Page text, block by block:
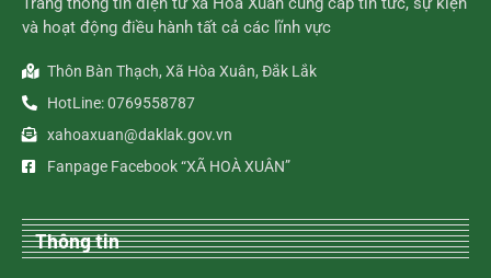
và hoạt động điều hành tất cả các lĩnh vực
Thôn Bàn Thạch, Xã Hòa Xuân, Đắk Lắk
HotLine: 0769558787
xahoaxuan@daklak.gov.vn
Fanpage Facebook “XÃ HOÀ XUÂN”
Thông tin